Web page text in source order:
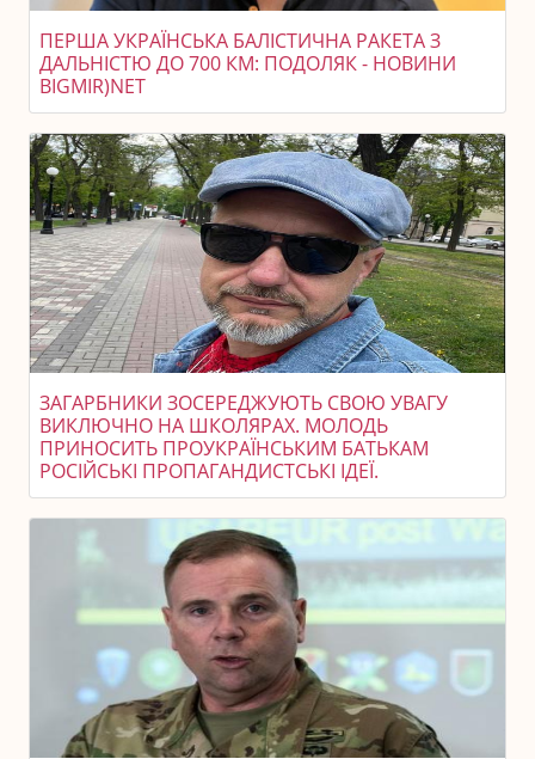
ПЕРША УКРАЇНСЬКА БАЛІСТИЧНА РАКЕТА З
ДАЛЬНІСТЮ ДО 700 КМ: ПОДОЛЯК - НОВИНИ
BIGMIR)NET
ЗАГАРБНИКИ ЗОСЕРЕДЖУЮТЬ СВОЮ УВАГУ
ВИКЛЮЧНО НА ШКОЛЯРАХ. МОЛОДЬ
ПРИНОСИТЬ ПРОУКРАЇНСЬКИМ БАТЬКАМ
РОСІЙСЬКІ ПРОПАГАНДИСТСЬКІ ІДЕЇ.